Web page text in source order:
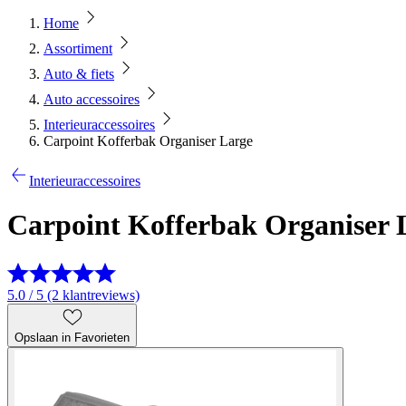
Home
Assortiment
Auto & fiets
Auto accessoires
Interieuraccessoires
Carpoint Kofferbak Organiser Large
Interieuraccessoires
Carpoint Kofferbak Organiser
5.0 / 5 (2 klantreviews)
Opslaan in Favorieten